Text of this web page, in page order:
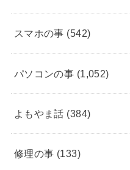
スマホの事 (542)
パソコンの事 (1,052)
よもやま話 (384)
修理の事 (133)